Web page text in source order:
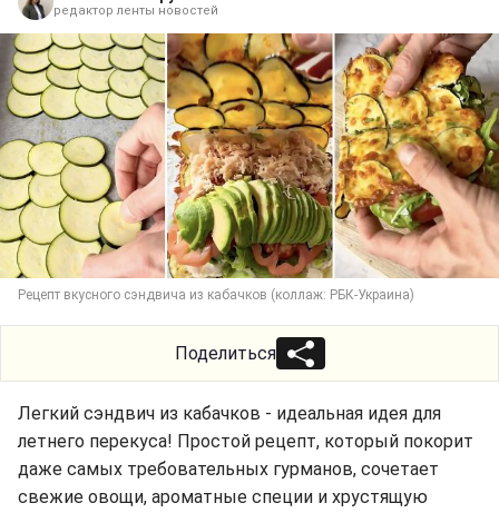
редактор ленты новостей
Рецепт вкусного сэндвича из кабачков (коллаж: РБК-Украина)
Поделиться
Легкий сэндвич из кабачков - идеальная идея для
летнего перекуса! Простой рецепт, который покорит
даже самых требовательных гурманов, сочетает
свежие овощи, ароматные специи и хрустящую